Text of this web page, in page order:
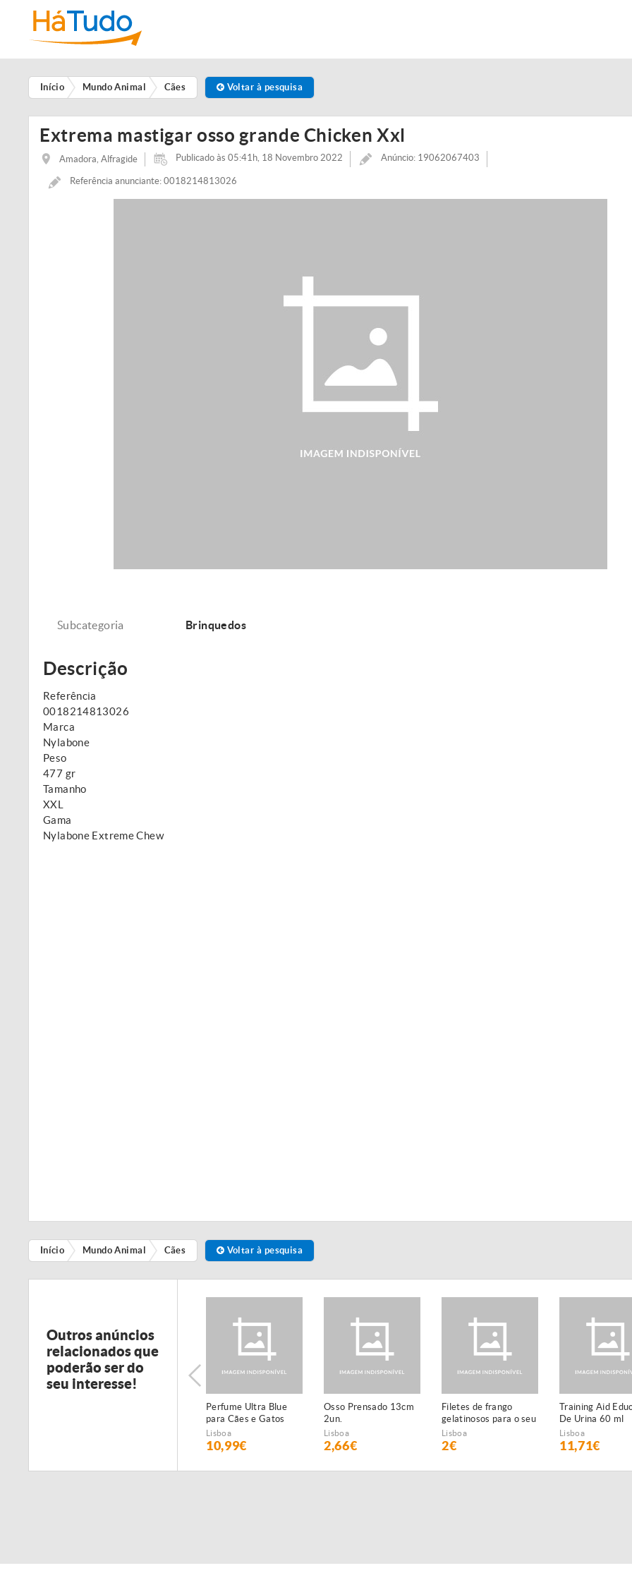
Início Mundo Animal Cães Voltar à pesquisa
Extrema mastigar osso grande Chicken Xxl
Amadora, Alfragide Publicado às 05:41h, 18 Novembro 2022 Anúncio: 19062067403
Referência anunciante: 0018214813026
Subcategoria Brinquedos
Descrição
Referência
0018214813026
Marca
Nylabone
Peso
477 gr
Tamanho
XXL
Gama
Nylabone Extreme Chew
Início Mundo Animal Cães Voltar à pesquisa
Outros anúncios
relacionados que
poderão ser do
seu interesse!
Perfume Ultra Blue
para Cães e Gatos
Lisboa
10,99€
Osso Prensado 13cm
2un.
Lisboa
2,66€
Filetes de frango
gelatinosos para o seu
animal de estimação
Lisboa
2€
Training Aid
De Urina 60 ml
Lisboa
11,71€